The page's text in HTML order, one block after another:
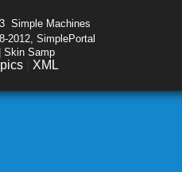
Simple Machines
2012, SimplePortal
Skin Samp
XML